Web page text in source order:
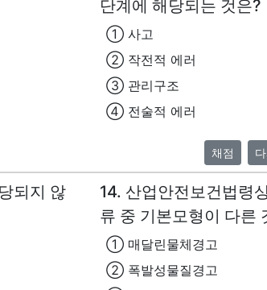
단계에 해당되는 것은?
① 사고
② 작전적 에러
③ 관리구조
④ 전술적 에러
채점
되지 않
14. 산업안전보건법령
류 중 기본모형이 다른
① 매달린물체경고
② 폭발성물질경고